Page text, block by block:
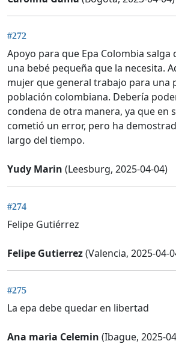
#272
Apoyo para que Epa Colombia salga
una bebé pequeña que la necesita.
mujer que general trabajo para una
población colombiana. Debería
condena de otra manera, ya que en
cometió un error, pero ha
largo del tiempo.
Yudy Marin (Leesburg, 2025-04-04)
#274
Felipe Gutiérrez
Felipe Gutierrez(Valencia, 2025-04-
#275
La epa debe quedar en libertad
Ana maria Celemin (Ibague, 2025-